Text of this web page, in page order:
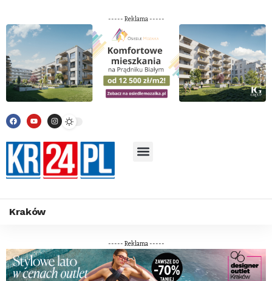
----- Reklama -----
Kraków
----- Reklama -----